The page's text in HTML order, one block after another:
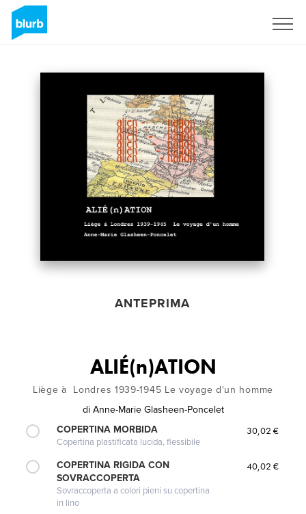
ANTEPRIMA
ALIÉ(n)ATION
Liège à Londres 1939-1945 Le voyage d'un homme
di Anne-Marie Glasheen-Poncelet
COPERTINA MORBIDA
Copertina plastificata lucida, flessibile
30,02 €
COPERTINA RIGIDA CON
SOVRACCOPERTA
Sovraccoperta a colori pieni su copertina
in lino
40,02 €